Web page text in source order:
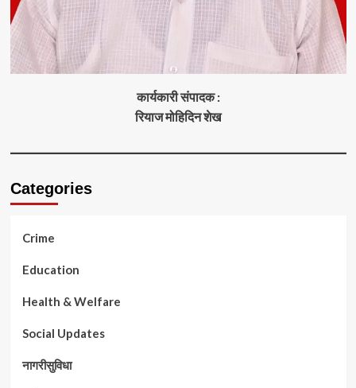
कार्यकारी संपादक :
रियाज मोहिदिन शेख
Categories
Crime
Education
Health & Welfare
Social Updates
नागरीसुविधा